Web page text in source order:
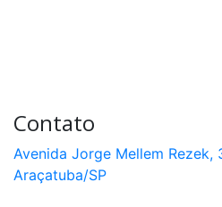
Contato
Avenida Jorge Mellem Rezek,
Araçatuba/SP